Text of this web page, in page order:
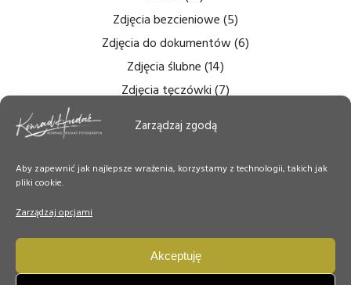
Zarządzaj zgodą
Aby zapewnić jak najlepsze wrażenia, korzystamy z technologii, takich jak
pliki cookie.
Zarządzaj opcjami
Akceptuję
Zdjęcia bezcieniowe(5)
Zdjęcia do dokumentów(6)
Zdjęcia ślubne(14)
Zdjęcia tęczówki(7)
Zdjęcie Dnia(50)